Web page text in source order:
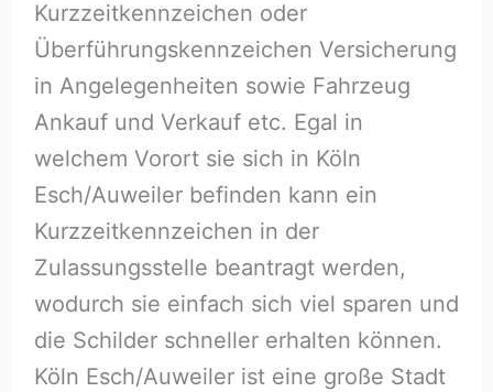
Kurzzeitkennzeichen oder
Überführungskennzeichen Versicherung
in Angelegenheiten sowie Fahrzeug
Ankauf und Verkauf etc. Egal in
welchem Vorort sie sich in Köln
Esch/Auweiler befinden kann ein
Kurzzeitkennzeichen in der
Zulassungsstelle beantragt werden,
wodurch sie einfach sich viel sparen und
die Schilder schneller erhalten können.
Köln Esch/Auweiler ist eine große Stadt